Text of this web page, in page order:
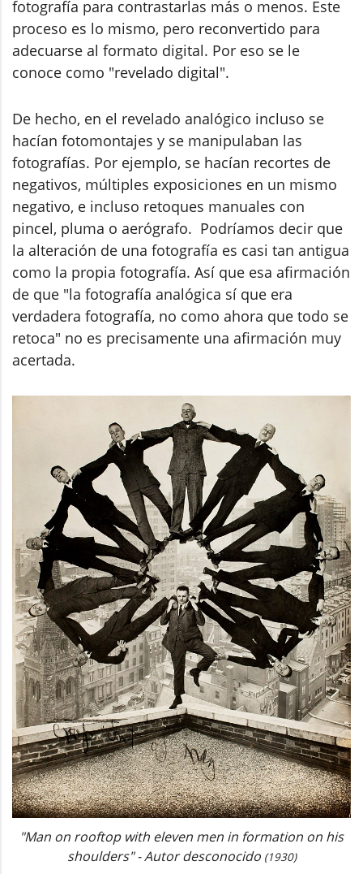
fotografía para contrastarlas más o menos. Este
proceso es lo mismo, pero reconvertido para
adecuarse al formato digital. Por eso se le
conoce como "revelado digital".
De hecho, en el revelado analógico incluso se
hacían fotomontajes y se manipulaban las
fotografías. Por ejemplo, se hacían recortes de
negativos, múltiples exposiciones en un mismo
negativo, e incluso retoques manuales con
pincel, pluma o aerógrafo. Podríamos decir que
la alteración de una fotografía es casi tan antigua
como la propia fotografía. Así que esa afirmación
de que "la fotografía analógica sí que era
verdadera fotografía, no como ahora que todo se
retoca" no es precisamente una afirmación muy
acertada.
"Man on rooftop with eleven men in formation on his
shoulders" - Autor desconocido (1930)